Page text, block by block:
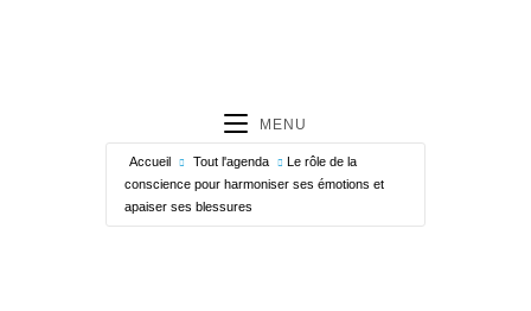
MENU
Accueil Tout l'agenda
Le rôle de la
conscience pour harmoniser ses émotions et
apaiser ses blessures